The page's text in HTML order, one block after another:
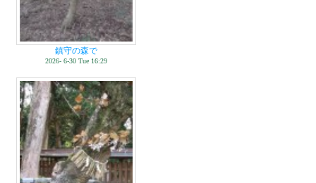
鎮守の森で
2026- 6-30 Tue 16:29